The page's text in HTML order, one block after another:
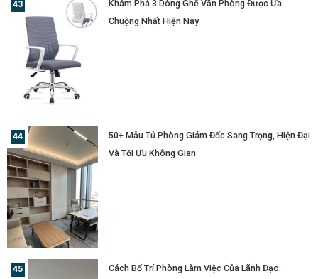
Khám Phá 3 Dòng Ghế Văn Phòng Được Ưa
Chuộng Nhất Hiện Nay
50+ Mẫu Tủ Phòng Giám Đốc Sang Trọng, Hiện Đại
Và Tối Ưu Không Gian
Cách Bố Trí Phòng Làm Việc Của Lãnh Đạo: